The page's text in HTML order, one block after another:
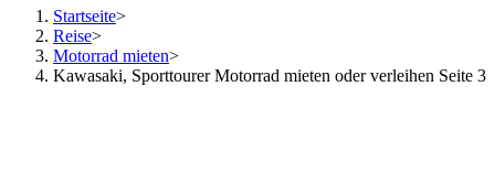
Startseite>
Reise>
Motorrad mieten>
Kawasaki, Sporttourer Motorrad mieten oder verleihen Seite 3